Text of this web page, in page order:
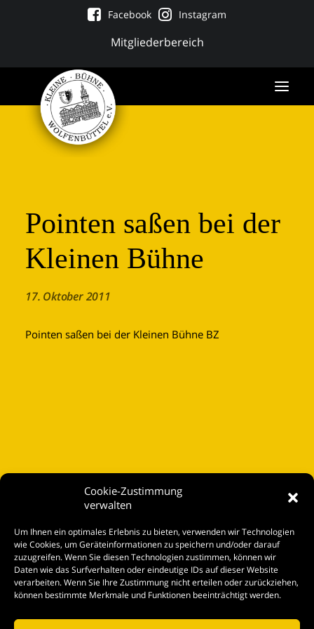
Cookie-Zustimmung
verwalten
Um Ihnen ein optimales Erlebnis zu bieten, verwenden wir Technologien
wie Cookies, um Geräteinformationen zu speichern und/oder darauf
zuzugreifen. Wenn Sie diesen Technologien zustimmen, können wir
Daten wie das Surfverhalten oder eindeutige IDs auf dieser Website
verarbeiten. Wenn Sie Ihre Zustimmung nicht erteilen oder zurückziehen,
können bestimmte Merkmale und Funktionen beeinträchtigt werden.
Mitgliederbereich
Facebook Instagram
Pointen saßen bei der
Kleinen Bühne
17. Oktober 2011
Pointen saßen bei der Kleinen Bühne BZ
Spielplan
Kontakt
Tickets